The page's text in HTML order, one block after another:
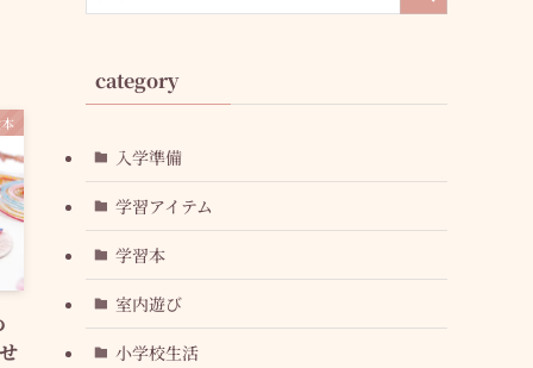
category
入学準備
学習アイテム
学習本
室内遊び
小学校生活